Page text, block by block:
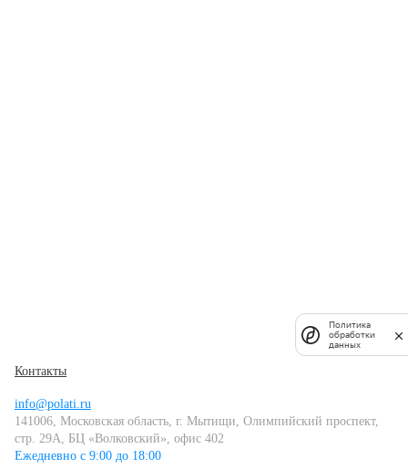
Контакты
info@polati.ru
141006, Московская область, г. Мытищи, Олимпийский проспект,
стр. 29А, БЦ «Волковский», офис 402
Ежедневно с 9:00 до 18:00
Политика
обработки
данных